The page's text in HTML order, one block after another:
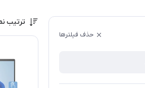
حذف فیلترها
ترتیب